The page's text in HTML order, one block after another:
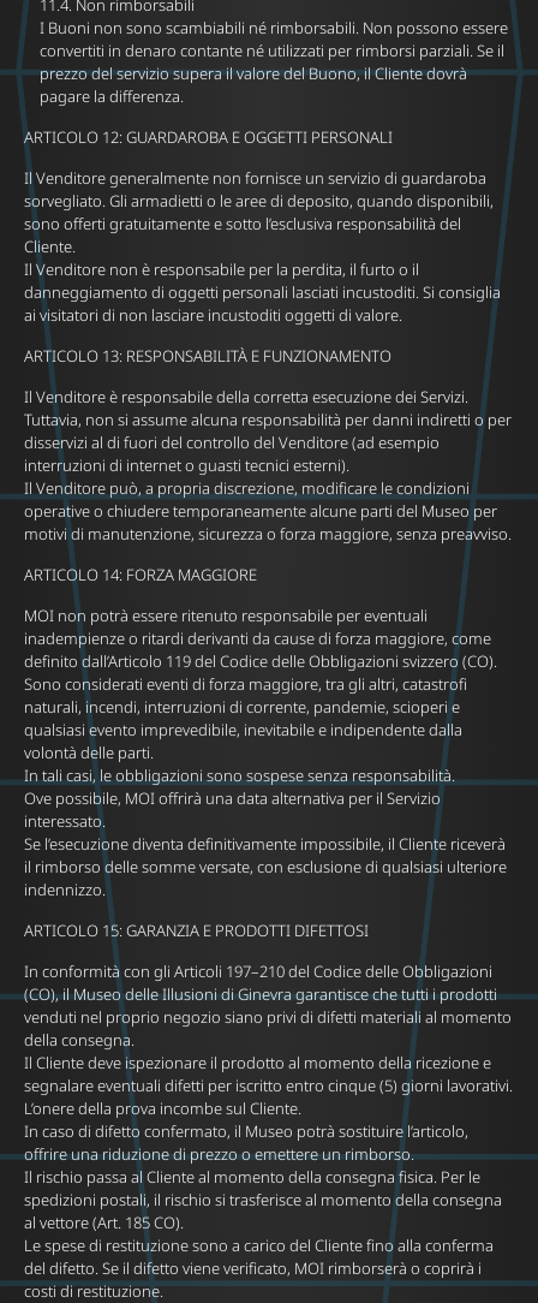
11.4. Non rimborsabili
I Buoni non sono scambiabili né rimborsabili. Non possono essere
convertiti in denaro contante né utilizzati per rimborsi parziali. Se il
prezzo del servizio supera il valore del Buono, il Cliente dovrà
pagare la differenza.
ARTICOLO 12: GUARDAROBA E OGGETTI PERSONALI
Il Venditore generalmente non fornisce un servizio di guardaroba
sorvegliato. Gli armadietti o le aree di deposito, quando disponibili,
sono offerti gratuitamente e sotto l’esclusiva responsabilità del
Cliente.
Il Venditore non è responsabile per la perdita, il furto o il
danneggiamento di oggetti personali lasciati incustoditi. Si consiglia
ai visitatori di non lasciare incustoditi oggetti di valore.
ARTICOLO 13: RESPONSABILITÀ E FUNZIONAMENTO
Il Venditore è responsabile della corretta esecuzione dei Servizi.
Tuttavia, non si assume alcuna responsabilità per danni indiretti o per
disservizi al di fuori del controllo del Venditore (ad esempio
interruzioni di internet o guasti tecnici esterni).
Il Venditore può, a propria discrezione, modificare le condizioni
operative o chiudere temporaneamente alcune parti del Museo per
motivi di manutenzione, sicurezza o forza maggiore, senza preavviso.
ARTICOLO 14: FORZA MAGGIORE
MOI non potrà essere ritenuto responsabile per eventuali
inadempienze o ritardi derivanti da cause di forza maggiore, come
definito dall’Articolo 119 del Codice delle Obbligazioni svizzero (CO).
Sono considerati eventi di forza maggiore, tra gli altri, catastrofi
naturali, incendi, interruzioni di corrente, pandemie, scioperi e
qualsiasi evento imprevedibile, inevitabile e indipendente dalla
volontà delle parti.
In tali casi, le obbligazioni sono sospese senza responsabilità.
Ove possibile, MOI offrirà una data alternativa per il Servizio
interessato.
Se l’esecuzione diventa definitivamente impossibile, il Cliente riceverà
il rimborso delle somme versate, con esclusione di qualsiasi ulteriore
indennizzo.
ARTICOLO 15: GARANZIA E PRODOTTI DIFETTOSI
In conformità con gli Articoli 197–210 del Codice delle Obbligazioni
(CO), il Museo delle Illusioni di Ginevra garantisce che tutti i prodotti
venduti nel proprio negozio siano privi di difetti materiali al momento
della consegna.
Il Cliente deve ispezionare il prodotto al momento della ricezione e
segnalare eventuali difetti per iscritto entro cinque (5) giorni lavorativi.
L’onere della prova incombe sul Cliente.
In caso di difetto confermato, il Museo potrà sostituire l’articolo,
offrire una riduzione di prezzo o emettere un rimborso.
Il rischio passa al Cliente al momento della consegna fisica. Per le
spedizioni postali, il rischio si trasferisce al momento della consegna
al vettore (Art. 185 CO).
Le spese di restituzione sono a carico del Cliente fino alla conferma
del difetto. Se il difetto viene verificato, MOI rimborserà o coprirà i
costi di restituzione.